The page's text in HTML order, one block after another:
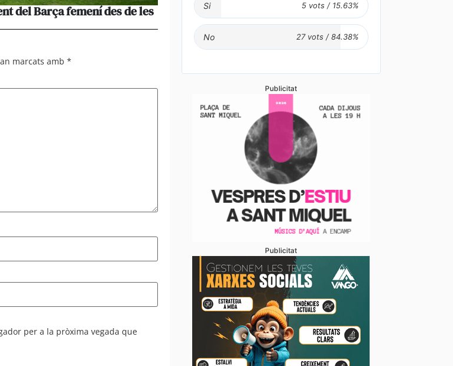
del Barça femení des de les La pèrdua de presència del català en el sector turístic
més les queixes de residents i visitants
marcats amb *
per a la pròxima vegada que
Si
No
Publicitat
Publicitat